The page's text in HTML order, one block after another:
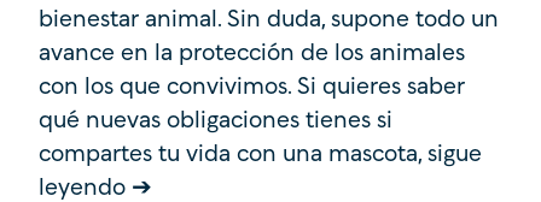
bienestar animal. Sin duda, supone todo un
avance en la protección de los animales
con los que convivimos. Si quieres saber
qué nuevas obligaciones tienes si
compartes tu vida con una mascota, sigue
leyendo ➔